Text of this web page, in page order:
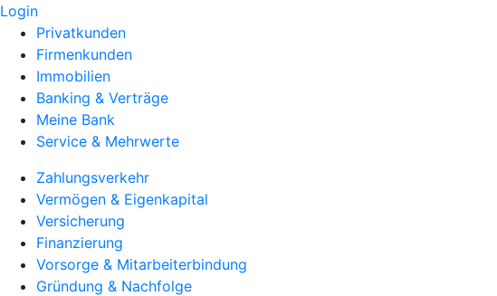
Login
Privatkunden
Firmenkunden
Immobilien
Banking & Verträge
Meine Bank
Service & Mehrwerte
Zahlungsverkehr
Vermögen & Eigenkapital
Versicherung
Finanzierung
Vorsorge & Mitarbeiterbindung
Gründung & Nachfolge